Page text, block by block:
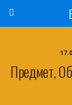
Предмет,